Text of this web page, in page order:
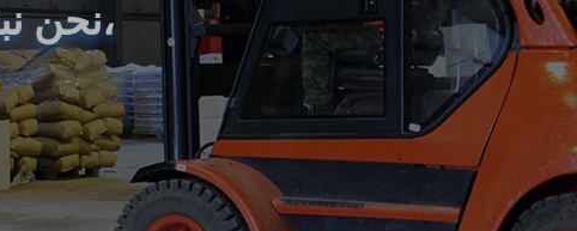
نحن نبني أجهزة شحن البطاريات للصناعة،